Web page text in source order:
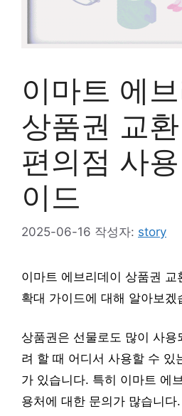
이마트 에
상품권 교환
편의점 사
이드
2025-06-16 작성자: story
이마트 에브리데이 상품권 교
확대 가이드에 대해 알아보겠
상품권은 선물로도 많이 사
려 할 때 어디서 사용할 수 있
가 있습니다. 특히 이마트 에
용처에 대한 문의가 많습니다.